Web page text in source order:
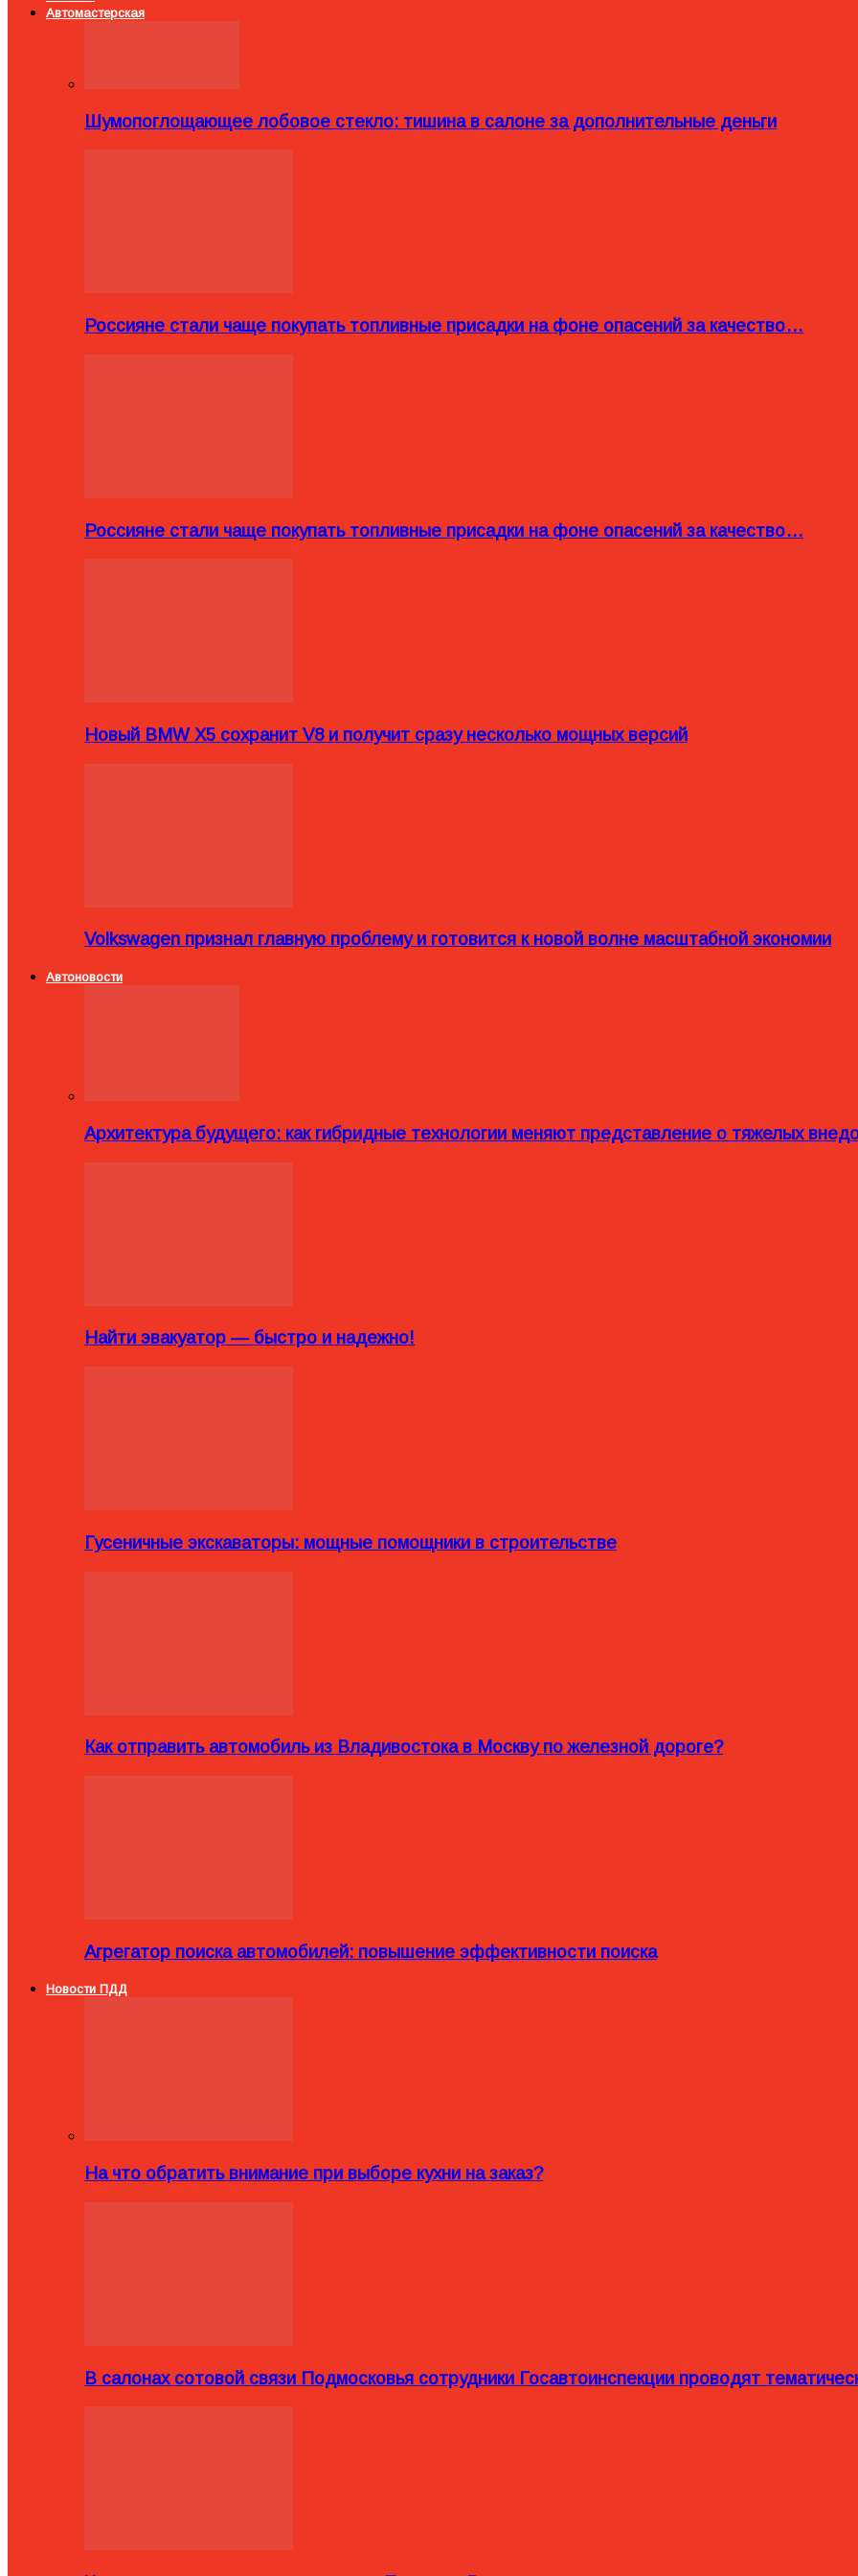
Автомастерская
Шумопоглощающее лобовое стекло: тишина в салоне за дополнительные деньги
Россияне стали чаще покупать топливные присадки на фоне опасений за качество…
Россияне стали чаще покупать топливные присадки на фоне опасений за качество…
Новый BMW X5 сохранит V8 и получит сразу несколько мощных версий
Volkswagen признал главную проблему и готовится к новой волне масштабной экономии
Автоновости
Архитектура будущего: как гибридные технологии меняют представление о тяжелых
Найти эвакуатор — быстро и надежно!
Гусеничные экскаваторы: мощные помощники в строительстве
Как отправить автомобиль из Владивостока в Москву по железной дороге?
Агрегатор поиска автомобилей: повышение эффективности поиска
Новости ПДД
На что обратить внимание при выборе кухни на заказ?
В салонах сотовой связи Подмосковья сотрудники Госавтоинспекции проводят